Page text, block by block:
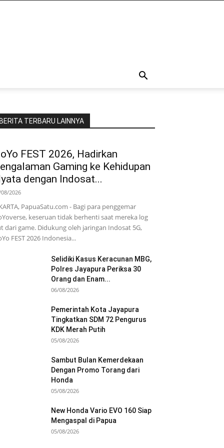
BERITA TERBARU LAINNYA
FEST 2026, Hadirkan
Gaming ke Kehidupan
dengan Indosat...
2026
PapuaSatu.com - Bagi para penggemar
keseruan tidak berhenti saat mereka log
dari game. Didukung oleh jaringan Indosat 5G,
FEST 2026 Indonesia...
Selidiki Kasus Keracunan MBG,
Polres Jayapura Periksa 30
Orang dan Enam...
06/08/2026
Pemerintah Kota Jayapura
Tingkatkan SDM 72 Pengurus
KDK Merah Putih
05/08/2026
Sambut Bulan Kemerdekaan
Dengan Promo Torang dari
Honda
05/08/2026
New Honda Vario EVO 160 Siap
Mengaspal di Papua
05/08/2026